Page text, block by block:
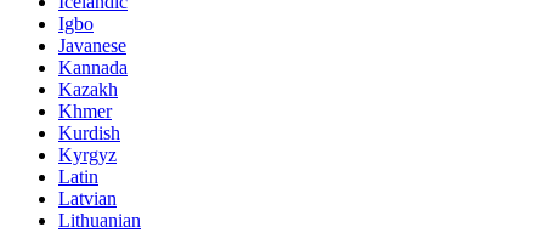
Igbo
Javanese
Kannada
Kazakh
Khmer
Kurdish
Kyrgyz
Latin
Latvian
Lithuanian